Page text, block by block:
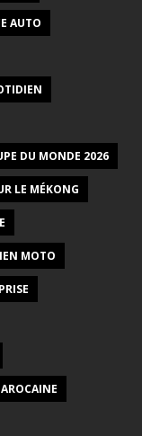
AUTO
DU MONDE 2026
LE MÉKONG
MOTO